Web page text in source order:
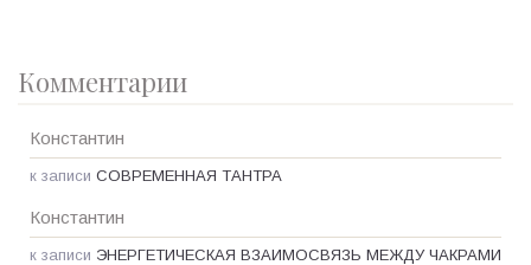
Комментарии
Константин
к записи СОВРЕМЕННАЯ ТАНТРА
Константин
к записи ЭНЕРГЕТИЧЕСКАЯ ВЗАИМОСВЯЗЬ МЕЖДУ ЧАКРАМИ